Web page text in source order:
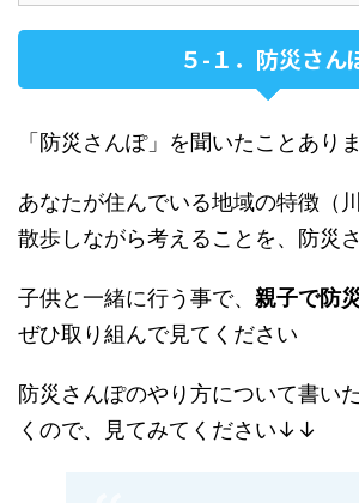
５-１．防災さん
「防災さんぽ」を聞いたことあり
あなたが住んでいる地域の特徴（
散歩しながら考えることを、防災
子供と一緒に行う事で、 親子で防
ぜひ取り組んで見てください
防災さんぽのやり方について書い
くので、見てみてください↓↓